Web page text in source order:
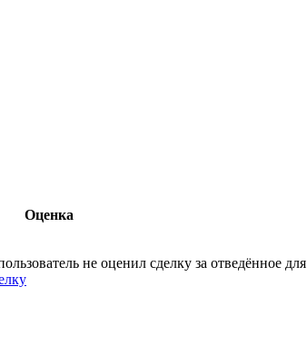
Оценка
не оценил сделку за отведённое для